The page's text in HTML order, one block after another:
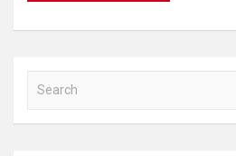
a